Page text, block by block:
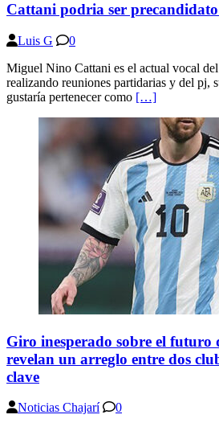
Cattani podria ser
Luis G
0
Miguel Nino Cattani es el actual vocal
realizando reuniones partidarias y del pj,
gustaría pertenecer como […]
Giro inesperado sobre el futuro
revelan un arreglo entre dos
clave
Noticias Chajarí
0